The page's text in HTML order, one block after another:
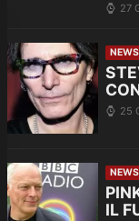
27
NEWS
25
NEWS
IL